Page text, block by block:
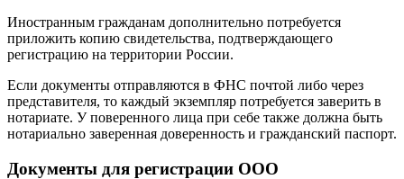
Иностранным гражданам дополнительно потребуется
приложить копию свидетельства, подтверждающего
регистрацию на территории России.
Если документы отправляются в ФНС почтой либо через
представителя, то каждый экземпляр потребуется заверить в
нотариате. У поверенного лица при себе также должна быть
нотариально заверенная доверенность и гражданский паспорт.
Документы для регистрации ООО